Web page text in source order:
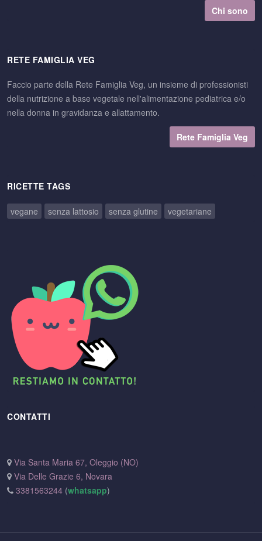
Chi sono
RETE FAMIGLIA VEG
Faccio parte della Rete Famiglia Veg, un insieme di professionisti
della nutrizione a base vegetale nell'alimentazione pediatrica e/o
nella donna in gravidanza e allattamento.
Rete Famiglia Veg
RICETTE TAGS
vegane senza lattosio senza glutine vegetariane
CONTATTI
Via Santa Maria 67, Oleggio (NO)
Via Delle Grazie 6, Novara
3381563244 (whatsapp)